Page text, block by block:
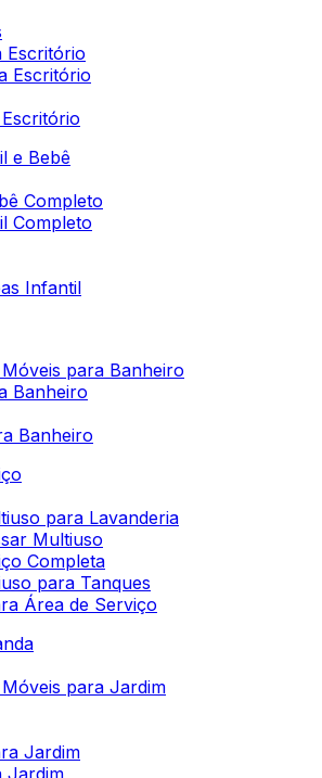
Escritório
Escritório
e Bebê
Completo
Completo
Infantil
para Banheiro
Banheiro
Banheiro
para Lavanderia
Multiuso
Completa
para Tanques
Área de Serviço
para Jardim
Jardim
Jardim